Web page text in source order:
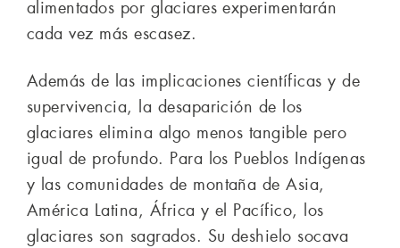
alimentados por glaciares experimentarán
cada vez más escasez.
Además de las implicaciones científicas y de
supervivencia, la desaparición de los
glaciares elimina algo menos tangible pero
igual de profundo. Para los Pueblos Indígenas
y las comunidades de montaña de Asia,
América Latina, África y el Pacífico, los
glaciares son sagrados. Su deshielo socava